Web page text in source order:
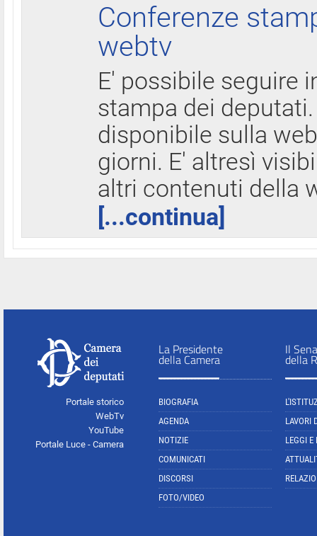
Conferenze
webtv
E' possibile seguire
stampa dei
disponibile sulla
giorni. E' altresì
altri contenuti della
[...continua]
Portale storico
WebTv
YouTube
Portale Luce - Camera
La Presidente
della Camera
BIOGRAFIA
AGENDA
NOTIZIE
COMUNICATI
DISCORSI
FOTO/VIDEO
Il
della
LAVORI
LEGGI E